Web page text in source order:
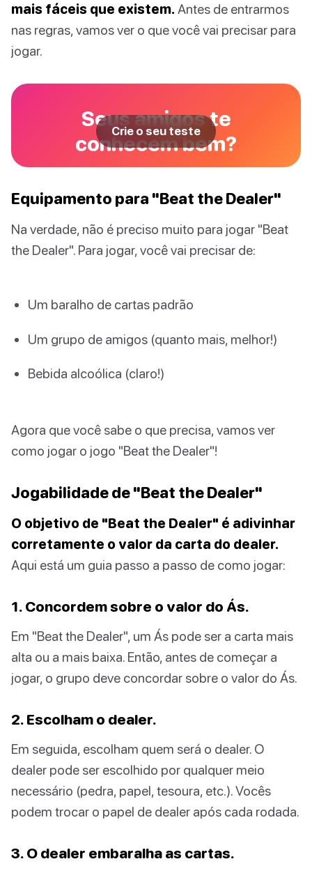
mais fáceis que existem. Antes de entrarmos
nas regras, vamos ver o que você vai precisar para
jogar.
Seus amigos te
conhecem bem?
Crie o seu teste
Equipamento para "Beat the Dealer"
Na verdade, não é preciso muito para jogar "Beat
the Dealer". Para jogar, você vai precisar de:
Um baralho de cartas padrão
Um grupo de amigos (quanto mais, melhor!)
Bebida alcoólica (claro!)
Agora que você sabe o que precisa, vamos ver
como jogar o jogo "Beat the Dealer"!
Jogabilidade de "Beat the Dealer"
O objetivo de "Beat the Dealer" é adivinhar
corretamente o valor da carta do dealer.
Aqui está um guia passo a passo de como jogar:
1. Concordem sobre o valor do Ás.
Em "Beat the Dealer", um Ás pode ser a carta mais
alta ou a mais baixa. Então, antes de começar a
jogar, o grupo deve concordar sobre o valor do Ás.
2. Escolham o dealer.
Em seguida, escolham quem será o dealer. O
dealer pode ser escolhido por qualquer meio
necessário (pedra, papel, tesoura, etc.). Vocês
podem trocar o papel de dealer após cada rodada.
3. O dealer embaralha as cartas.